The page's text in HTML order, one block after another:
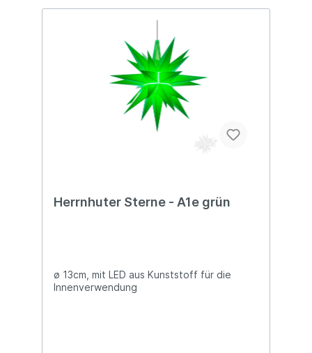
Herrnhuter Sterne - A1e grün
ø 13cm, mit LED aus Kunststoff für die
Innenverwendung